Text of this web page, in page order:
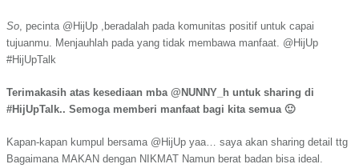
So pecinta @HijUp ,beradalah pada komunitas positif untuk capai
tujuanmu. Menjauhlah pada yang tidak membawa manfaat. @HijUp
#HijUpTalk
Terimakasih atas kesediaan mba @NUNNY_h untuk sharing di
#HijUpTalk.. Semoga memberi manfaat bagi kita semua 🙂
Kapan-kapan kumpul bersama @HijUp yaa… saya akan sharing detail ttg
Bagaimana MAKAN dengan NIKMAT Namun berat badan bisa ideal.